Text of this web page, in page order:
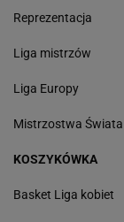
Reprezentacja
Liga mistrzów
Liga Europy
Mistrzostwa Świata
KOSZYKÓWKA
Basket Liga kobiet